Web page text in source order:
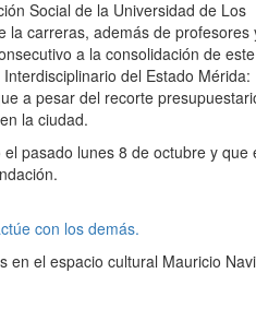
Social de la Universidad de Los
la carreras, además de profesores
a la consolidación de este
del Estado Mérida:
a pesar del recorte
la ciudad.
pasado lunes 8 de octubre y que
con los demás.
en el espacio cultural Mauricio